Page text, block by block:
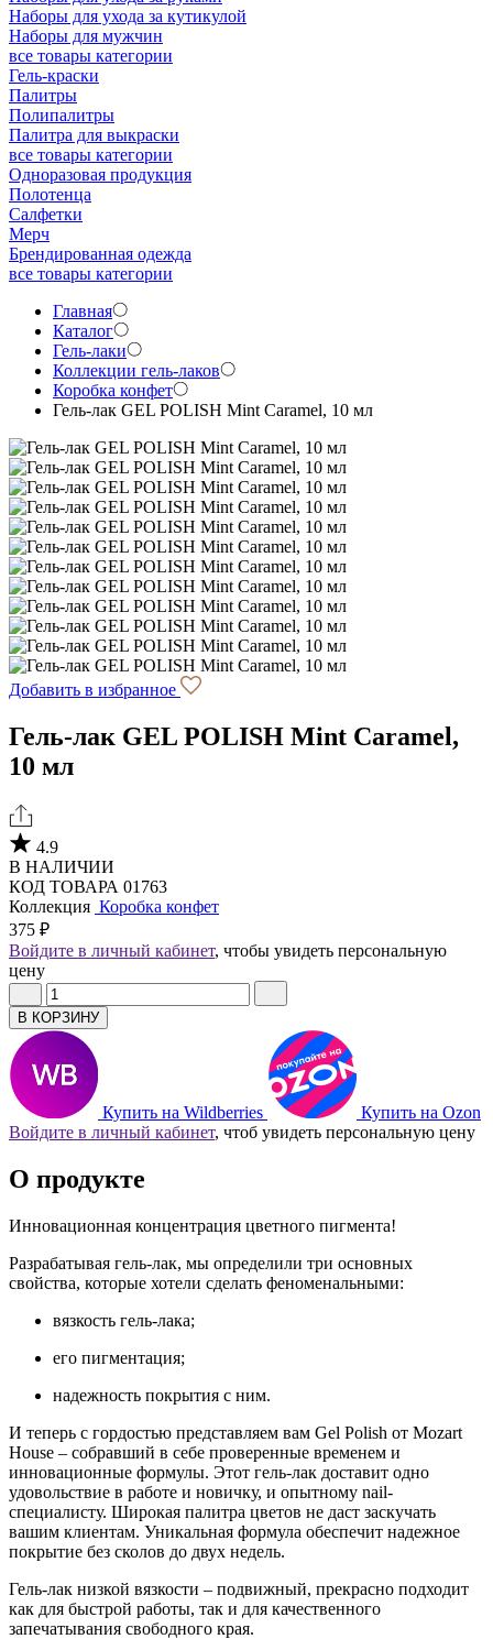
Наборы для ухода за кутикулой
Наборы для мужчин
все товары категории
Гель-краски
Палитры
Полипалитры
Палитра для выкраски
все товары категории
Одноразовая продукция
Полотенца
Салфетки
Мерч
Брендированная одежда
все товары категории
Главная
Каталог
Гель-лаки
Коллекции гель-лаков
Коробка конфет
Гель-лак GEL POLISH Mint Caramel, 10 мл
Добавить в избранное
Гель-лак GEL POLISH Mint Caramel,
10 мл
4.9
В НАЛИЧИИ
КОД ТОВАРА 01763
Коллекция Коробка конфет
375 ₽
Войдите в личный кабинет, чтобы увидеть персональную
цену
В КОРЗИНУ
Купить на Wildberries
Купить на Ozon
Войдите в личный кабинет, чтоб увидеть персональную цену
О продукте
Инновационная концентрация цветного пигмента!
Разрабатывая гель-лак, мы определили три основных
свойства, которые хотели сделать феноменальными:
вязкость гель-лака;
его пигментация;
надежность покрытия с ним.
И теперь с гордостью представляем вам Gel Polish от Mozart
House – собравший в себе проверенные временем и
инновационные формулы. Этот гель-лак доставит одно
удовольствие в работе и новичку, и опытному nail-
специалисту. Широкая палитра цветов не даст заскучать
вашим клиентам. Уникальная формула обеспечит надежное
покрытие без сколов до двух недель.
Гель-лак низкой вязкости – подвижный, прекрасно подходит
как для быстрой работы, так и для качественного
запечатывания свободного края.